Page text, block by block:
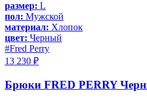
размер: L
пол: Мужской
материал: Хлопок
цвет: Черный
#Fred Perry
13 230 ₽
Брюки FRED PERRY